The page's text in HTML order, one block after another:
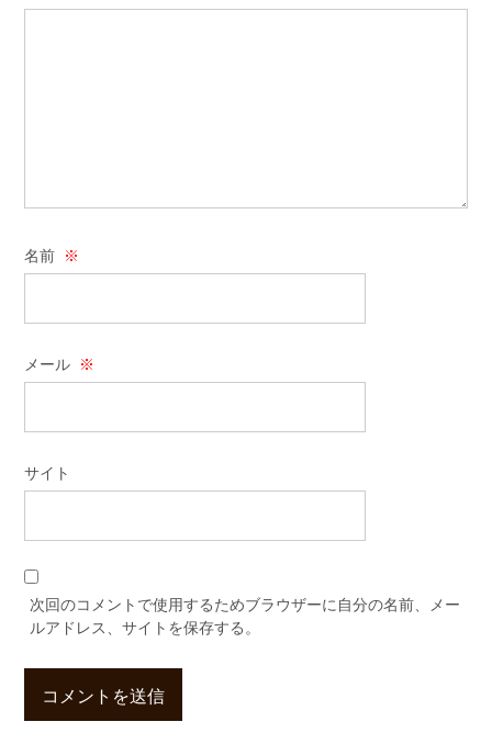
名前 ※
メール ※
サイト
次回のコメントで使用するためブラウザーに自分の名前、メー
ルアドレス、サイトを保存する。